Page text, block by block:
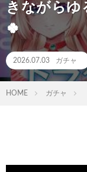
きながらゆ
🍀
2026.07.03 ガチャ
HOME ガチャ